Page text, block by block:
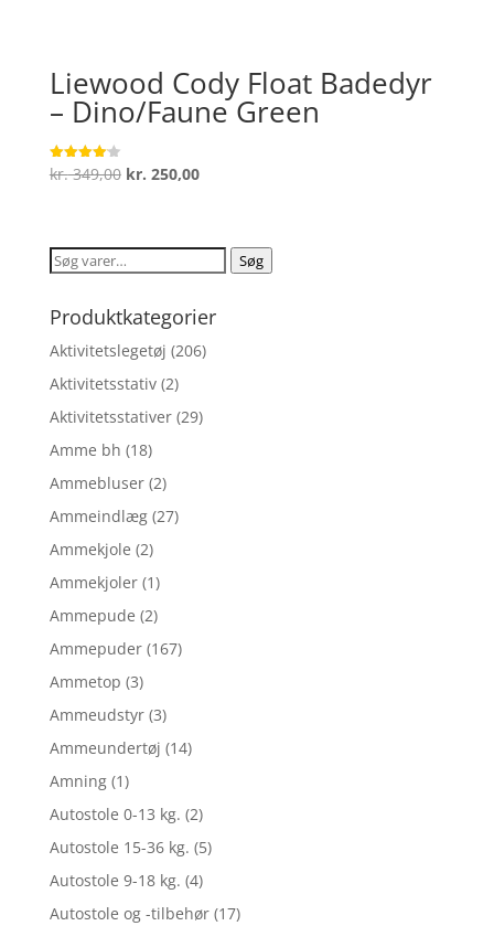
Liewood Cody Float Badedyr
– Dino/Faune Green
Vurderet
4.1
kr.349,00 Den
var:
kr. 349,00.
kr. 250,00Den
er:
kr. 250,00.
Søg
Søg
Produktkategorier
Aktivitetslegetøj (206)
Aktivitetsstativ (2)
Aktivitetsstativer (29)
Amme bh (18)
Ammebluser (2)
Ammeindlæg (27)
Ammekjole (2)
Ammekjoler (1)
Ammepude (2)
Ammepuder (167)
Ammetop (3)
Ammeudstyr (3)
Ammeundertøj (14)
Amning (1)
Autostole 0-13 kg. (2)
Autostole 15-36 kg. (5)
Autostole 9-18 kg. (4)
Autostole og -tilbehør (17)